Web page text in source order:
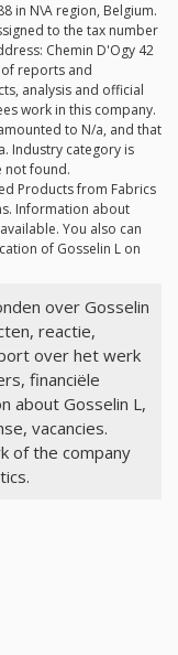
in N\A region, Belgium.
to the tax number
Chemin D'Ogy 42
of reports and
analysis and official
work in this company.
to N/a, and that
. Industry category is
not found.
Products from Fabrics
Information about
You also can
of Gosselin L on
over Gosselin
reactie,
over het werk
financiële
about Gosselin L,
vacancies.
of the company